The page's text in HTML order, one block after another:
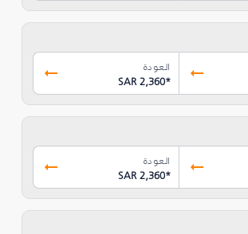
العودة
SAR 2,360*
العودة
SAR 2,360*